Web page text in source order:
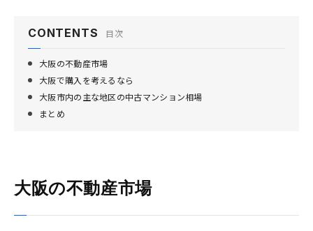
CONTENTS 目次
大阪の不動産市場
大阪で購入を考えるなら
大阪市内の主な地区の中古マンション相場
まとめ
大阪の不動産市場